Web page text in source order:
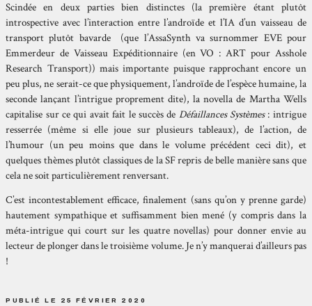
Scindée en deux parties bien distinctes (la première étant plutôt
introspective avec l’interaction entre l’androïde et l’IA d’un vaisseau de
transport plutôt bavarde (que l’AssaSynth va surnommer EVE pour
Emmerdeur de Vaisseau Expéditionnaire (en VO : ART pour Asshole
Research Transport)) mais importante puisque rapprochant encore un
peu plus, ne serait-ce que physiquement, l’androïde de l’espèce humaine, la
seconde lançant l’intrigue proprement dite), la novella de Martha Wells
capitalise sur ce qui avait fait le succès de Défaillances Systèmes: intrigue
resserrée (même si elle joue sur plusieurs tableaux), de l’action, de
l’humour (un peu moins que dans le volume précédent ceci dit), et
quelques thèmes plutôt classiques de la SF repris de belle manière sans que
cela ne soit particulièrement renversant.
C’est incontestablement efficace, finalement (sans qu’on y prenne garde)
hautement sympathique et suffisamment bien mené (y compris dans la
méta-intrigue qui court sur les quatre novellas) pour donner envie au
lecteur de plonger dans le troisième volume. Je n’y manquerai d’ailleurs pas
!
PUBLIÉ LE 25 FÉVRIER 2020